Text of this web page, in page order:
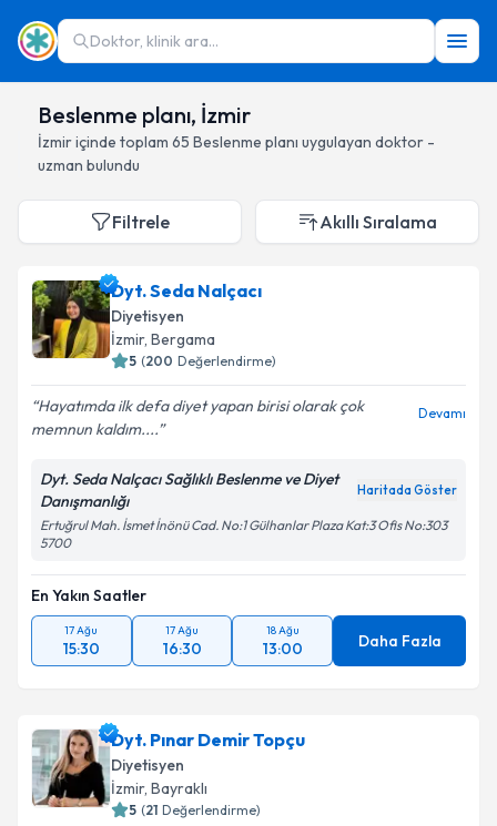
Doktor, klinik ara...
Beslenme planı, İzmir
İzmiriçinde toplam 65 Beslenme planı uygulayan doktor -
uzman bulundu
Filtrele Akıllı Sıralama
Dyt. Seda Nalçacı
Diyetisyen
İzmir, Bergama
5 (200 Değerlendirme)
Hayatımda ilk defa diyet yapan birisi olarak çok
memnun kaldım....
Devamı
Dyt. Seda Nalçacı Sağlıklı Beslenme ve Diyet
Danışmanlığı
Haritada Göster
Ertuğrul Mah. İsmet İnönü Cad. No:1 Gülhanlar Plaza Kat:3 Ofis No:303
5700
En Yakın Saatler
17 Ağu
15:30
17 Ağu
16:30
18 Ağu
13:00 Daha Fazla
Dyt. Pınar Demir Topçu
Diyetisyen
İzmir, Bayraklı
5 (21 Değerlendirme)